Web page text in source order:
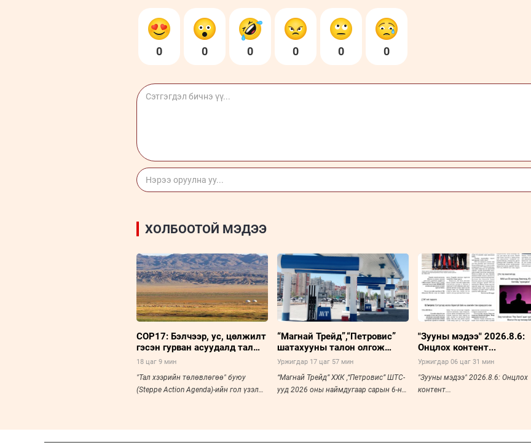
0 0 0 0 0 0
ХОЛБООТОЙ МЭДЭЭ
COP17: Бэлчээр, ус, цөлжилт
гэсэн гурван асуудалд тал
хээрийн төлөвлөгөө төвлөрч
18 цаг 9 мин
"Тал хээрийн төлөвлөгөө" буюу
(Steppe Action Agenda)-ийн гол үзэл
“Магнай Трейд”,“Петровис”
шатахууны талон олгож
эхэллээ
Уржигдар 17 цаг 57 мин
“Магнай Трейд” ХХК ,“Петровис” ШТС-
ууд 2026 оны наймдугаар сарын 6-ны
"Зууны мэдээ" 2026.8.6:
Онцлох контент...
Уржигдар 06 цаг 31 мин
"Зууны мэдээ" 2026.8.6: Онцлох
контент...